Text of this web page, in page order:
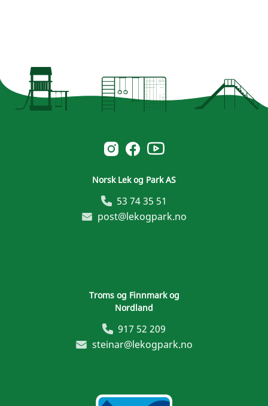
Norsk Leg & Park instagram
Norsk Leg & Park facebook
Norsk Leg & Park youtube
Norsk Lek og Park AS
53 74 35 51
post@lekogpark.no
Troms og Finnmark og
Nordland
917 52 209
steinar@lekogpark.no